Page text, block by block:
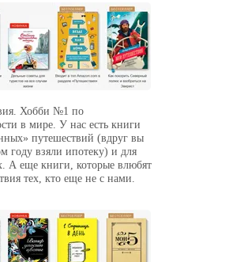
Хобби №1 по
в мире. У нас есть книги
путешествий (вдруг вы
году взяли ипотеку) и для
А еще книги, которые влюбят
тех, кто еще не с нами.